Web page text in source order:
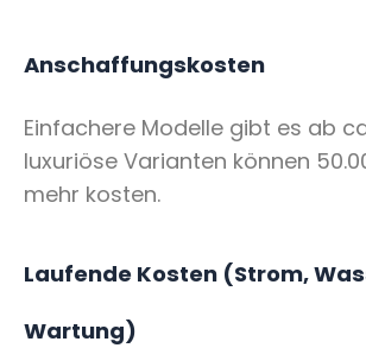
Anschaffungskosten
Einfachere Modelle gibt es ab
luxuriöse Varianten können
mehr kosten.
Laufende Kosten (Strom,
Wartung)